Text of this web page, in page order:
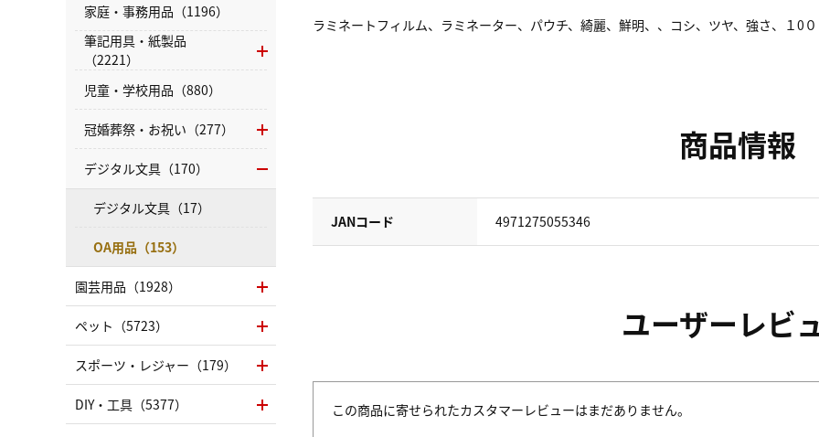
ラミネートフィルム、ラミネーター、パウチ、綺麗、鮮明、、コシ、ツヤ、強さ、１0
商品情報
JANコード 4971275055346
ユーザーレビ
この商品に寄せられたカスタマーレビューはまだありません。
家庭・事務用品（1196）
筆記用具・紙製品
（2221）
児童・学校用品（880）
冠婚葬祭・お祝い（277）
デジタル文具（170）
デジタル文具（17）
OA用品（153）
園芸用品（1928）
ペット（5723）
スポーツ・レジャー（179）
DIY・工具（5377）